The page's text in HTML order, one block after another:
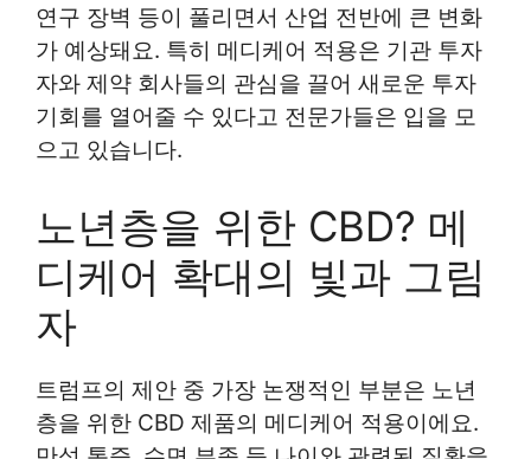
연구 장벽 등이 풀리면서 산업 전반에 큰 변화
가 예상돼요. 특히 메디케어 적용은 기관 투자
자와 제약 회사들의 관심을 끌어 새로운 투자
기회를 열어줄 수 있다고 전문가들은 입을 모
으고 있습니다.
노년층을 위한 CBD? 메
디케어 확대의 빛과 그림
자
트럼프의 제안 중 가장 논쟁적인 부분은 노년
층을 위한 CBD 제품의 메디케어 적용이에요.